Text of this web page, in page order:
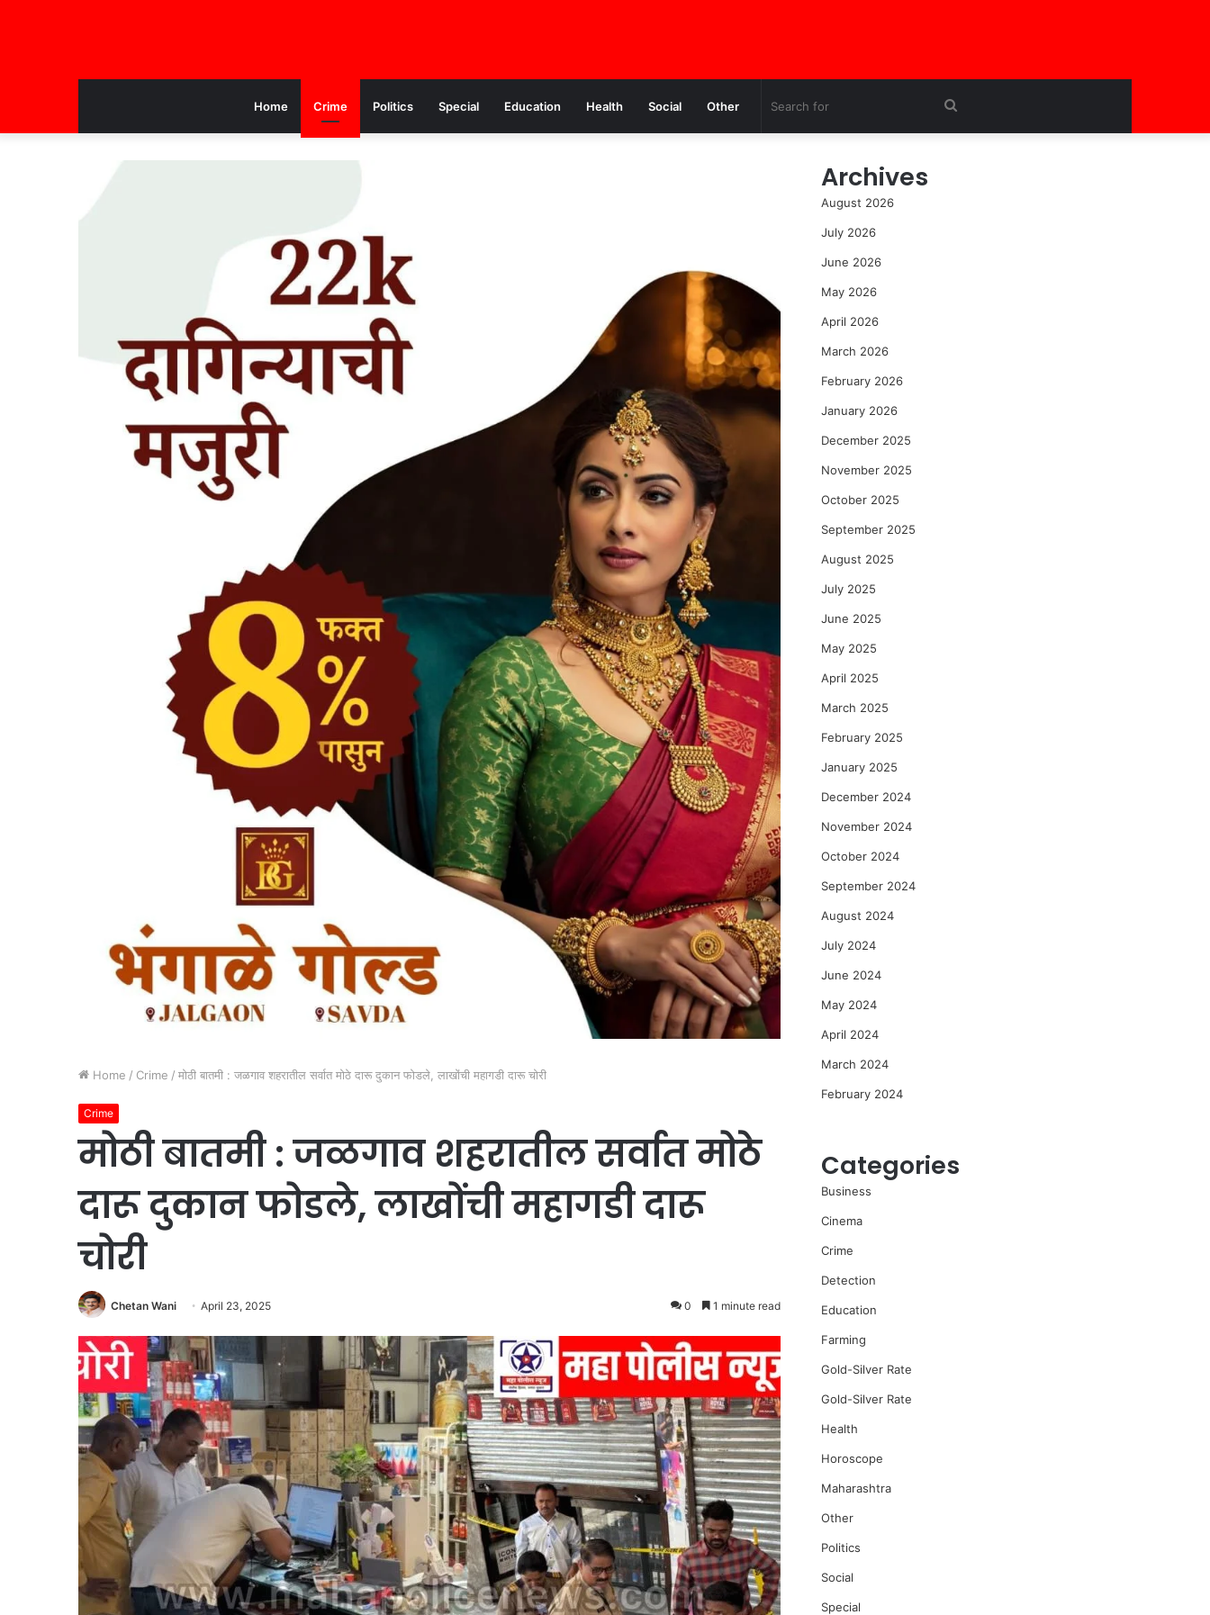
Home Crime Politics Special Education Health Social Other
Home / Crime / मोठी बातमी : जळगाव शहरातील सर्वात मोठे दारू दुकान फोडले, लाखोंची महागडी दारू चोरी
Crime
मोठी बातमी : जळगाव शहरातील सर्वात मोठे
दारू दुकान फोडले, लाखोंची महागडी दारू
चोरी
Chetan Wani April 23, 2025 0 1 minute read
Archives
August 2026
July 2026
June 2026
May 2026
April 2026
March 2026
February 2026
January 2026
December 2025
November 2025
October 2025
September 2025
August 2025
July 2025
June 2025
May 2025
April 2025
March 2025
February 2025
January 2025
December 2024
November 2024
October 2024
September 2024
August 2024
July 2024
June 2024
May 2024
April 2024
March 2024
February 2024
Categories
Business
Cinema
Crime
Detection
Education
Farming
Gold-Silver Rate
Gold-Silver Rate
Health
Horoscope
Maharashtra
Other
Politics
Social
Special